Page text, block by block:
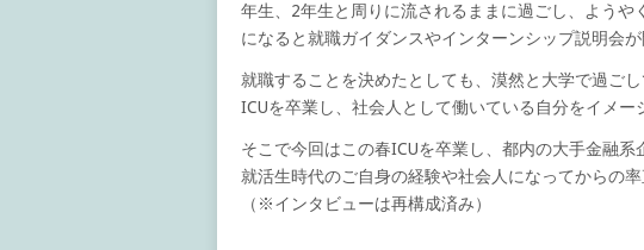
年生、2年生と周りに流されるままに過ごし、よう
になると就職ガイダンスやインターンシップ説明会
就職することを決めたとしても、漠然と大学で過ご
ICUを卒業し、社会人として働いている自分をイメー
そこで今回はこの春ICUを卒業し、都内の大手金融系
就活生時代のご自身の経験や社会人になってからの率
（※インタビューは再構成済み）